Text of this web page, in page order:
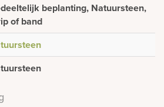
beplanting, Natuursteen,
of band